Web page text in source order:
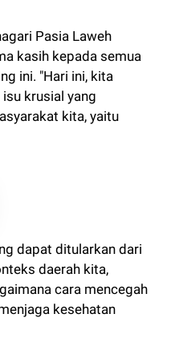
Pasia Laweh
kasih kepada semua
ini. "Hari ini, kita
krusial yang
kita, yaitu
dapat ditularkan dari
daerah kita,
cara mencegah
kesehatan